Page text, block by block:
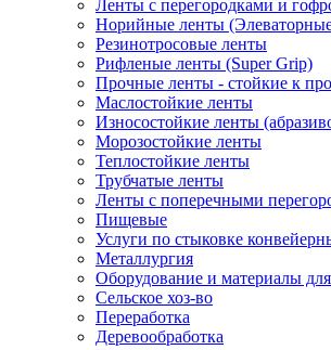
Ленты с перегородками и
Норийные ленты
Резинотросовые ленты
Рифленые ленты (Super Grip)
Прочные ленты - стойкие к
Маслостойкие ленты
Износостойкие ленты
Морозостойкие ленты
Теплостойкие ленты
Трубчатые ленты
Ленты с поперечными
Пищевые
Услуги по стыковке
Металлургия
Оборудование и материалы
Сельское хоз-во
Переработка
Деревообработка